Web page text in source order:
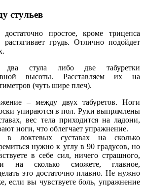
стульев
простое, кроме трицепса
грудь. Отлично подойдет
два стула либо две табуретки
высоты. Расставляем их на
(чуть шире плеч).
– между двух табуретов. Ноги
упираются в пол. Руки выпрямлены
вес тела приходится на ладони,
ноги, что облегчает упражнение.
в локтевых суставах на сколько
нужно к углу в 90 градусов, но
в себе сил, ничего страшного,
на сколько сможете, главное,
это достаточно плавно. Не нужно
если вы чувствуете боль, упражнение